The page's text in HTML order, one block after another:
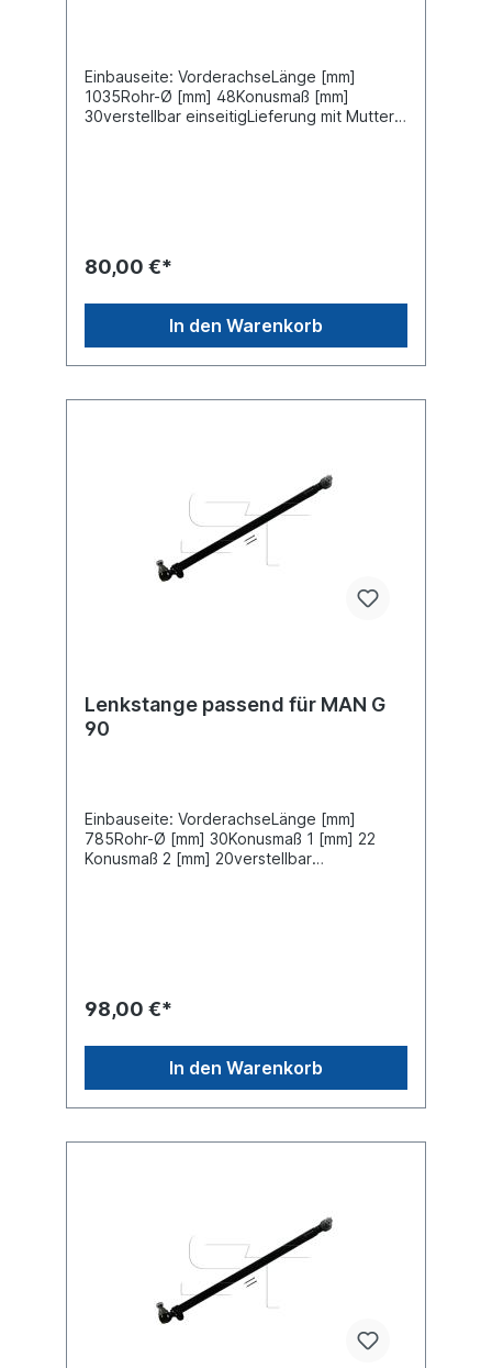
Einbauseite: VorderachseLänge [mm]
1035Rohr-Ø [mm] 48Konusmaß [mm]
30verstellbar einseitigLieferung mit Muttern
80,00 €*
In den Warenkorb
Lenkstange passend für MAN G
90
Einbauseite: VorderachseLänge [mm]
785Rohr-Ø [mm] 30Konusmaß 1 [mm] 22
Konusmaß 2 [mm] 20verstellbar
98,00 €*
In den Warenkorb